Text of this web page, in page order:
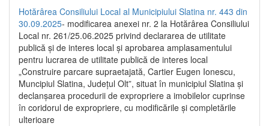
Hotărârea Consiliului Local al Municipiului Slatina nr. 443 din
30.09.2025- modificarea anexei nr. 2 la Hotărârea Consiliului
Local nr. 261/25.06.2025 privind declararea de utilitate
publică şi de interes local şi aprobarea amplasamentului
pentru lucrarea de utilitate publică de interes local
„Construire parcare supraetajată, Cartier Eugen Ionescu,
Muncipiul Slatina, Judeţul Olt”, situat în municipiul Slatina şi
declanşarea procedurii de expropriere a imobilelor cuprinse
în coridorul de expropriere, cu modificările şi completările
ulterioare